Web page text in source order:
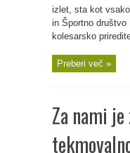
izlet, sta kot
in Športno
kolesarsko
Preberi več »
Za nami